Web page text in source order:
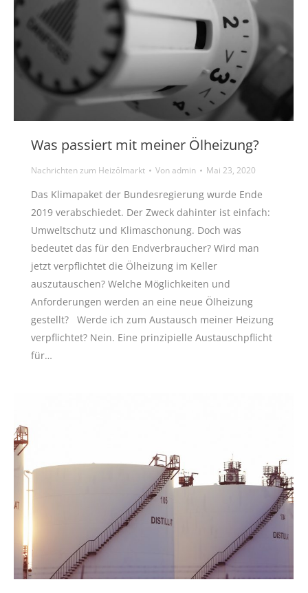
Was passiert mit meiner Ölheizung?
Nachrichten zum Heizölmarkt Vonadmin Mai 23, 2020
Das Klimapaket der Bundesregierung wurde Ende
2019 verabschiedet. Der Zweck dahinter ist einfach:
Umweltschutz und Klimaschonung. Doch was
bedeutet das für den Endverbraucher? Wird man
jetzt verpflichtet die Ölheizung im Keller
auszutauschen? Welche Möglichkeiten und
Anforderungen werden an eine neue Ölheizung
gestellt? Werde ich zum Austausch meiner Heizung
verpflichtet? Nein. Eine prinzipielle Austauschpflicht
für…